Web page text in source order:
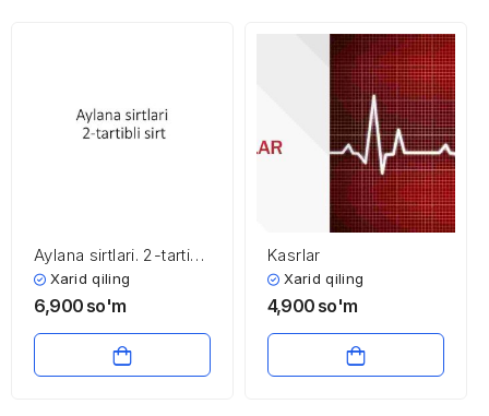
Aylana sirtlari. 2-tartibli
sirtXarid qiling
6,900 so'm
Kasrlar
Xarid qiling
4,900 so'm